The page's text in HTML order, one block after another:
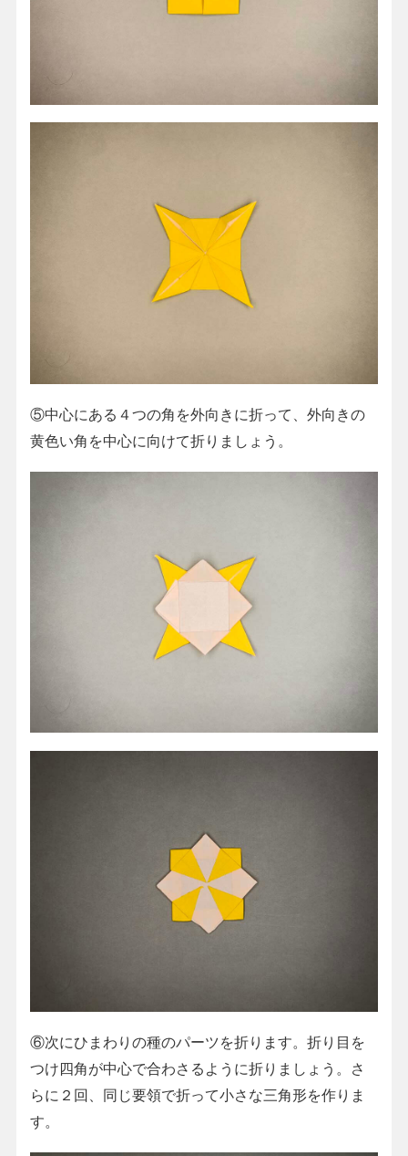
⑤中心にある４つの角を外向きに折って、外向きの
黄色い角を中心に向けて折りましょう。
⑥次にひまわりの種のパーツを折ります。折り目を
つけ四角が中心で合わさるように折りましょう。さ
らに２回、同じ要領で折って小さな三角形を作りま
す。